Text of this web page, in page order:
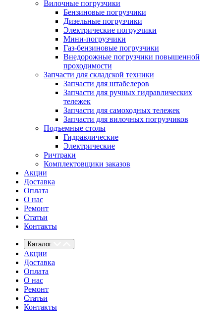
Вилочные погрузчики
Бензиновые погрузчики
Дизельные погрузчики
Электрические погрузчики
Мини-погрузчики
Газ-бензиновые погрузчики
Внедорожные погрузчики повышенной
проходимости
Запчасти для складской техники
Запчасти для штабелеров
Запчасти для ручных гидравлических
тележек
Запчасти для самоходных тележек
Запчасти для вилочных погрузчиков
Подъемные столы
Гидравлические
Электрические
Ричтраки
Комплектовщики заказов
Акции
Доставка
Оплата
О нас
Ремонт
Статьи
Контакты
Каталог
Акции
Доставка
Оплата
О нас
Ремонт
Статьи
Контакты